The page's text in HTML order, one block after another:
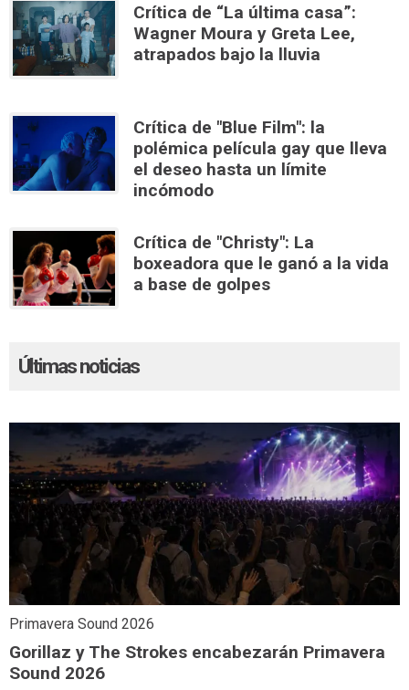
Crítica de “La última casa”:
Wagner Moura y Greta Lee,
atrapados bajo la lluvia
Crítica de "Blue Film": la
polémica película gay que lleva
el deseo hasta un límite
incómodo
Crítica de "Christy": La
boxeadora que le ganó a la vida
a base de golpes
Últimas noticias
Primavera Sound 2026
Gorillaz y The Strokes encabezarán Primavera
Sound 2026